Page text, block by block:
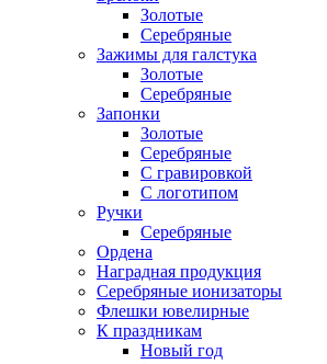
Золотые
Серебряные
Зажимы для галстука
Золотые
Серебряные
Запонки
Золотые
Серебряные
С гравировкой
С логотипом
Ручки
Серебряные
Ордена
Наградная продукция
Серебряные ионизаторы
Флешки ювелирные
К праздникам
Новый год